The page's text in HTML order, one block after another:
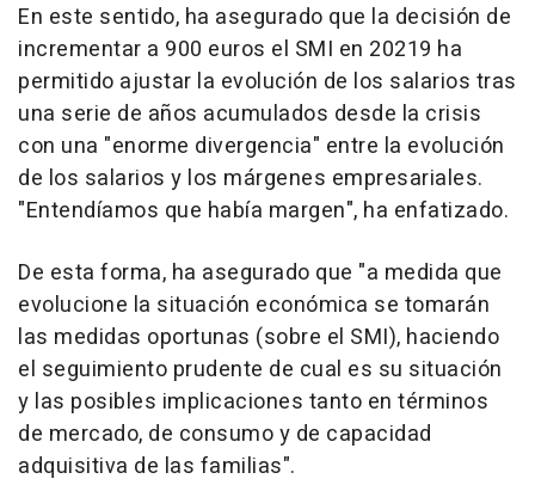
En este sentido, ha asegurado que la decisión de
incrementar a 900 euros el SMI en 20219 ha
permitido ajustar la evolución de los salarios tras
una serie de años acumulados desde la crisis
con una "enorme divergencia" entre la evolución
de los salarios y los márgenes empresariales.
"Entendíamos que había margen", ha enfatizado.
De esta forma, ha asegurado que "a medida que
evolucione la situación económica se tomarán
las medidas oportunas (sobre el SMI), haciendo
el seguimiento prudente de cual es su situación
y las posibles implicaciones tanto en términos
de mercado, de consumo y de capacidad
adquisitiva de las familias".